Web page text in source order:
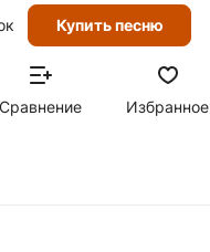
Купить песню
Сравнение Избранное